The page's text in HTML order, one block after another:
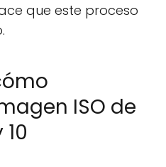
que este proceso
ISO de